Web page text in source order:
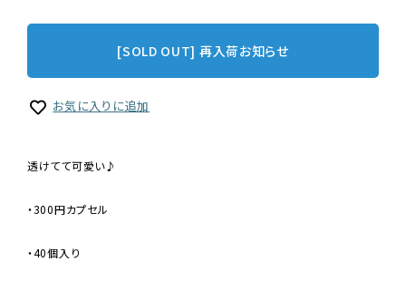
[SOLD OUT] 再入荷お知らせ
お気に入りに追加
透けてて可愛い♪
・300円カプセル
・40個入り